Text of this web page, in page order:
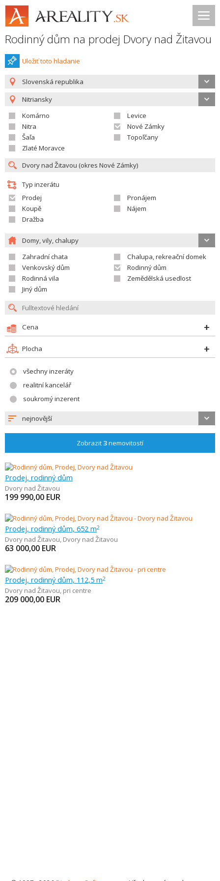
Rodinný dům na prodej Dvory nad Žitavou
Uložiť toto hladanie
Slovenská republika
Nitriansky
Komárno
Levice
Nitra
Nové Zámky
Šaľa
Topoľčany
Zlaté Moravce
Typ inzerátu
Prodej
Pronájem
Koupě
Nájem
Dražba
Domy, vily, chalupy
Zahradní chata
Chalupa, rekreační domek
Venkovský dům
Rodinný dům
Rodinná vila
Zemědělská usedlost
Jiný dům
Cena
Plocha
všechny inzeráty
realitní kancelář
soukromý inzerent
nejnovější
Zobrazit 3nemovitostí
Prodej, rodinný dům
Dvory nad Žitavou
199 990,00 EUR
Prodej, rodinný dům, 652 m2
Dvory nad Žitavou, Dvory nad Žitavou
63 000,00 EUR
Prodej, rodinný dům, 112,5 m2
Dvory nad Žitavou, pri centre
209 000,00 EUR